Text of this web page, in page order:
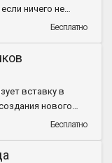
ничего не
Бесплатно
вставку в
нового
саму процедуру-
Бесплатно